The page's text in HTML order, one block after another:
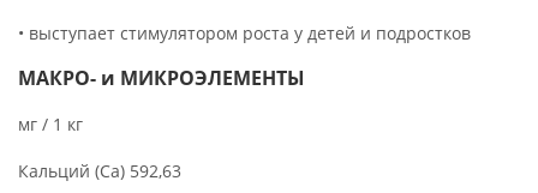
• выступает стимулятором роста у детей и подростков
МАКРО- и МИКРОЭЛЕМЕНТЫ
мг / 1 кг
Кальций (Ca) 592,63